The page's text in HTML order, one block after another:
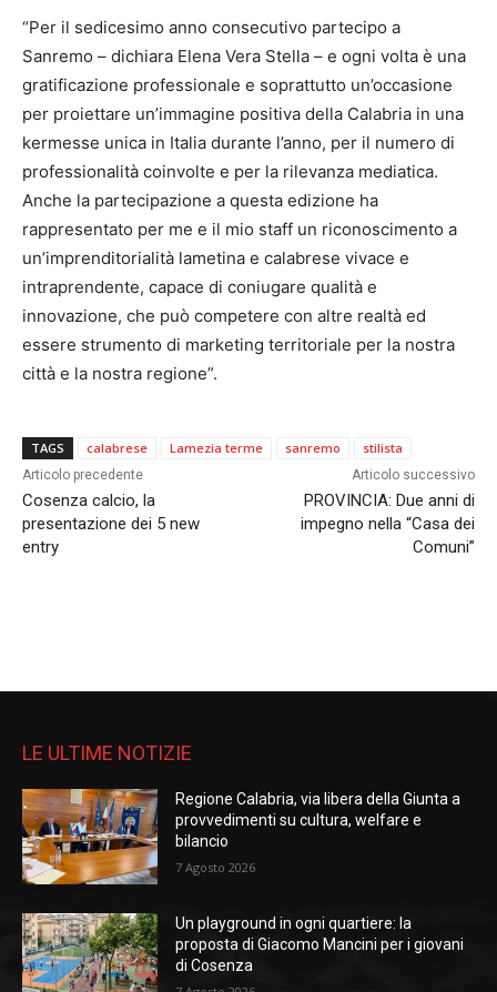
“Per il sedicesimo anno consecutivo partecipo a
Sanremo – dichiara Elena Vera Stella – e ogni volta è una
gratificazione professionale e soprattutto un’occasione
per proiettare un’immagine positiva della Calabria in una
kermesse unica in Italia durante l’anno, per il numero di
professionalità coinvolte e per la rilevanza mediatica.
Anche la partecipazione a questa edizione ha
rappresentato per me e il mio staff un riconoscimento a
un’imprenditorialità lametina e calabrese vivace e
intraprendente, capace di coniugare qualità e
innovazione, che può competere con altre realtà ed
essere strumento di marketing territoriale per la nostra
città e la nostra regione”.
TAGS calabrese Lamezia terme sanremo stilista
Articolo precedente
Cosenza calcio, la
presentazione dei 5 new
entry
Articolo successivo
PROVINCIA: Due anni di
impegno nella “Casa dei
Comuni”
LE ULTIME NOTIZIE
Regione Calabria, via libera della Giunta a
provvedimenti su cultura, welfare e
bilancio
7 Agosto 2026
Un playground in ogni quartiere: la
proposta di Giacomo Mancini per i giovani
di Cosenza